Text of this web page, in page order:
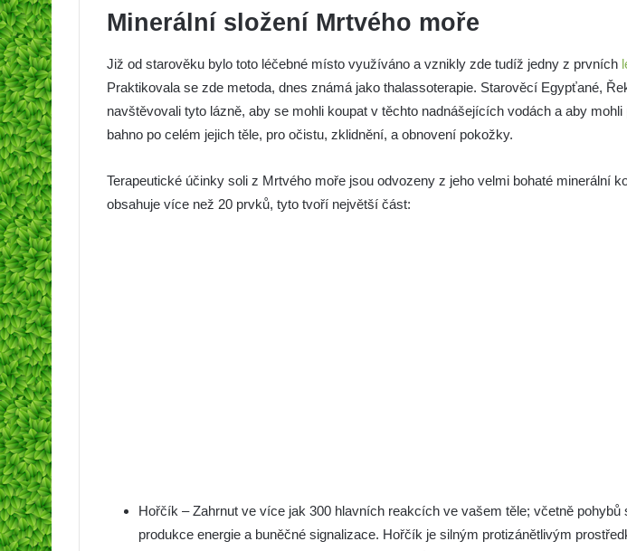
Minerální složení Mrtvého moře
Již od starověku bylo toto léčebné místo využíváno a vznikly zde tudíž jedny z prvních
Praktikovala se zde metoda, dnes známá jako thalassoterapie. Starověcí Egypťané,
navštěvovali tyto lázně, aby se mohli koupat v těchto nadnášejících vodách a aby
bahno po celém jejich těle, pro očistu, zklidnění, a obnovení pokožky.
Terapeutické účinky soli z Mrtvého moře jsou odvozeny z jeho velmi bohaté minerální
obsahuje více než 20 prvků, tyto tvoří největší část:
Hořčík – Zahrnut ve více jak 300 hlavních reakcích ve vašem těle; včetně pohybů
produkce energie a buněčné signalizace. Hořčík je silným protizánětlivým